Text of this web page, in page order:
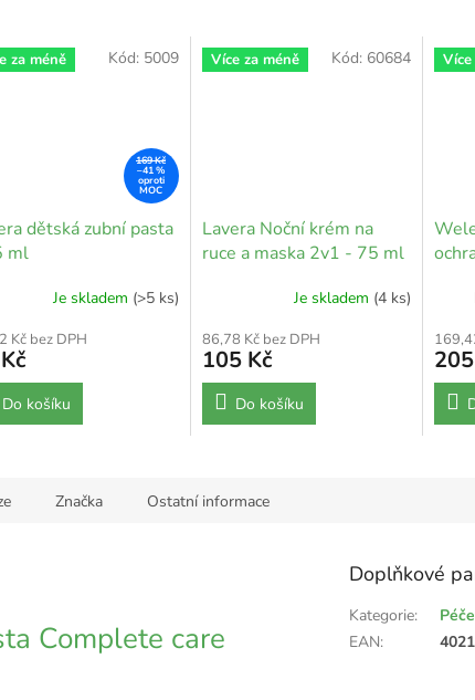
za méně
169 Kč
–41 %
dětská zubní pasta
ml
Je skladem (>5 ks)
Kč bez DPH
Do košíku
Kód: 5009 Více za méně
Lavera Noční krém na
ruce a maska 2v1 - 75 ml
Je skladem (4 ks)
86,78 Kč bez DPH
105 Kč
Do košíku
Kód: 60684
Značka Ostatní informace
Complete care
Doplňkové
Kategorie:
EAN: